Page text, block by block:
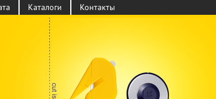
Каталоги Контакты